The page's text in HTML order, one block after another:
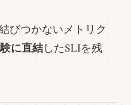
びつかないメトリク
に直結したSLIを残